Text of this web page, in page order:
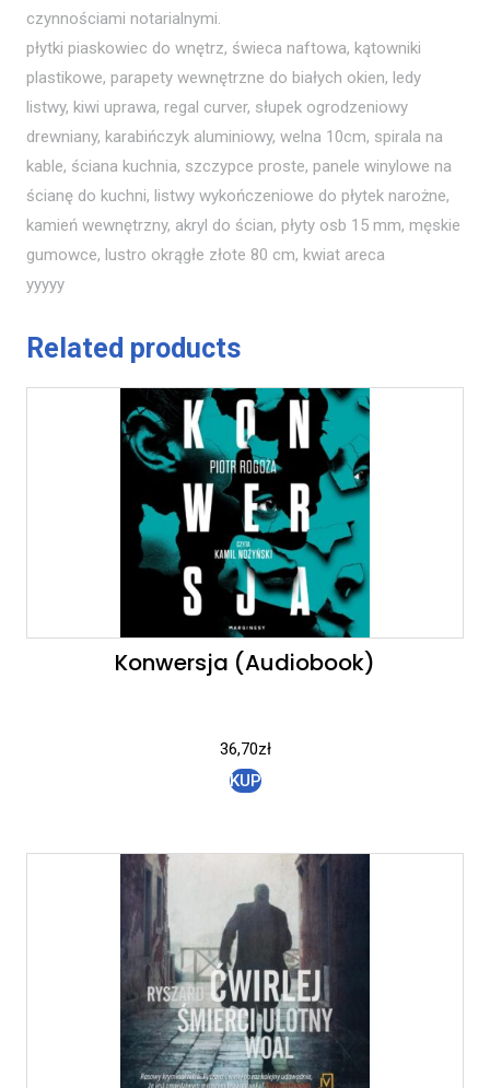
czynnościami notarialnymi.
płytki piaskowiec do wnętrz, świeca naftowa, kątowniki
plastikowe, parapety wewnętrzne do białych okien, ledy
listwy, kiwi uprawa, regal curver, słupek ogrodzeniowy
drewniany, karabińczyk aluminiowy, welna 10cm, spirala na
kable, ściana kuchnia, szczypce proste, panele winylowe na
ścianę do kuchni, listwy wykończeniowe do płytek narożne,
kamień wewnętrzny, akryl do ścian, płyty osb 15 mm, męskie
gumowce, lustro okrągłe złote 80 cm, kwiat areca
yyyyy
Related products
Konwersja (Audiobook)
36,70zł
KUP